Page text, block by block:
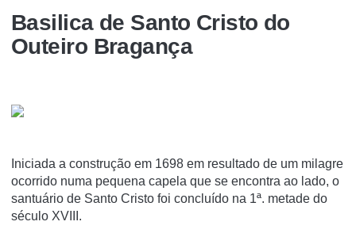
Basi­lica de Santo Cristo do
Outeiro Bragança
Iniciada a construção em 1698 em resultado de um milagre
ocorrido numa pequena capela que se encontra ao lado, o
santuário de Santo Cristo foi concluído na 1ª. metade do
século XVIII.